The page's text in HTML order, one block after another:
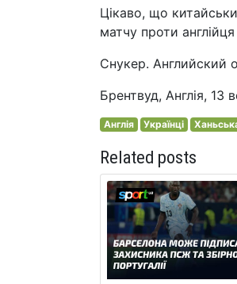
Цікаво, що
матчу проти
Снукер. Английский
Брентвуд, Англія, 13
Англія Українці
Related posts